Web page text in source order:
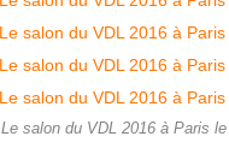
Le salon du VDL 2016 à Paris